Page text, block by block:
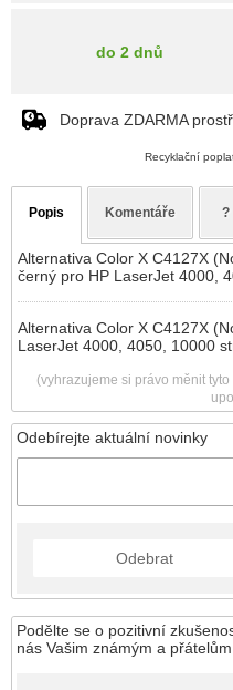
Odebírejte aktuální novinky
Odebrat
Podělte se o pozitivní
nás Vašim známým a
do 2 dnů
Doprava ZDARMA
Recyklační
Popis Komentáře ?
Alternativa Color X C4127X
černý pro HP LaserJet 4000,
Alternativa Color X C4127X
LaserJet 4000, 4050, 10000
(vyhrazujeme si právo měnit